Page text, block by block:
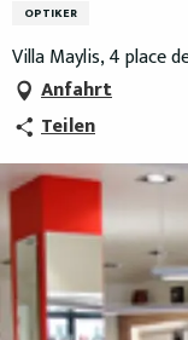
OPTIKER
Villa Maylis, 4 place
Anfahrt
Teilen